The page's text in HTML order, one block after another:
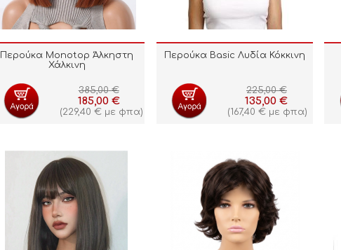
Περούκα Monotop Άλκηστη
Χάλκινη
385,00 €
185,00 €
(229,40 € με φπα)
Περούκα Basic Λυδία Κόκκινη
225,00 €
135,00 €
(167,40 € με φπα)